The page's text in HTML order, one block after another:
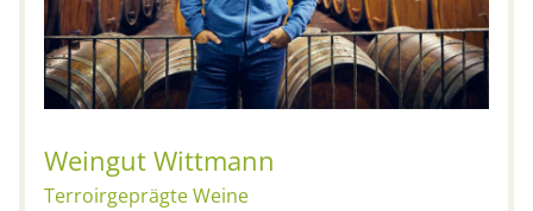
Weingut Wittmann
Terroirgeprägte Weine